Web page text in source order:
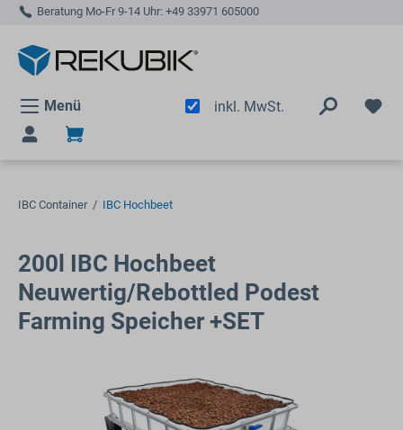
springen
Beratung Mo-Fr 9-14 Uhr: +49 33971 605000
Menü inkl. MwSt.
IBC Container / IBC Hochbeet
200l IBC Hochbeet
Neuwertig/Rebottled Podest
Farming Speicher +SET